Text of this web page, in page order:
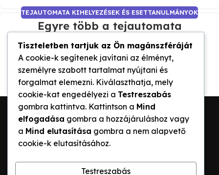
TEJAUTOMATA KIHELYEZÉSEK ÉS ESETTANULMÁNYOK
Egyre több a tejautomata
Tejautomata.HU
Tejautomatákból lehet tejet venni Komárom
környékén már több helyen - ugyanúgy, ahogy
például üdítőt. Osztrák és svájci minta alapján h...
Tiszteletben tartjuk az Ön magánszféráját
A cookie-k segítenek javítani az élményt,
személyre szabott tartalmat nyújtani és
forgalmat elemezni. Kiválaszthatja, mely
cookie-kat engedélyezi a Testreszabás
gombra kattintva. Kattintson a Mind
elfogadása gombra a hozzájáruláshoz vagy
a Mind elutasítása gombra a nem alapvető
cookie-k elutasításához.
Testreszabás